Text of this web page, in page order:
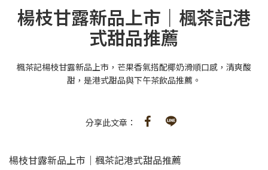
楊枝甘露新品上市｜楓茶記港
式甜品推薦
楓茶記楊枝甘露新品上市，芒果香氣搭配椰奶滑順口感，清爽酸
甜，是港式甜品與下午茶飲品推薦。
分享此文章：
楊枝甘露新品上市｜楓茶記港式甜品推薦